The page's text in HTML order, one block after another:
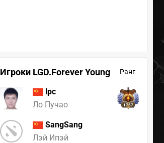
Игроки LGD.Forever Young Ранг
lpc
Ло Пучао
1757
SangSang
Лэй Ипэй